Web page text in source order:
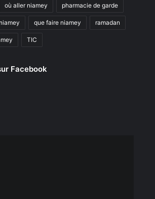
où aller niamey pharmacie de garde
que faire niamey ramadan
TIC
Facebook